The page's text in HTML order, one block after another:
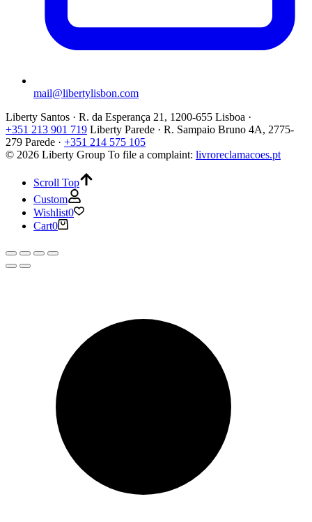
mail@libertylisbon.com
Liberty Santos · R. da Esperança 21, 1200-655 Lisboa ·
+351 213 901 719 Liberty Parede · R. Sampaio Bruno 4A, 2775-
279 Parede · +351 214 575 105
© 2026 Liberty Group To file a complaint: livroreclamacoes.pt
Scroll Top
Custom
Wishlist0
Cart0